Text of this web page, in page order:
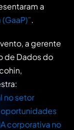
a
.
a gerente
de Dados do
no setor
corporativa no